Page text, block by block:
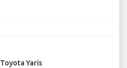
Toyota Yaris